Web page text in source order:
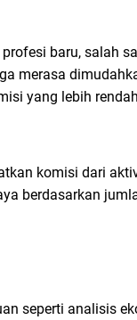
baru, salah
merasa
yang lebih
komisi dari
berdasarkan
seperti analisis